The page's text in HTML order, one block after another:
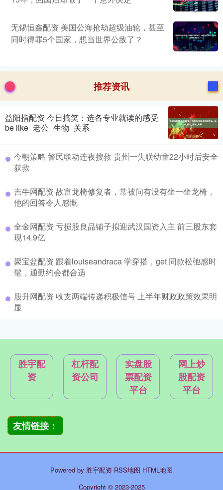
无锡恒鑫配资 美国公海抢劫超级油轮，甚至
同时得罪5个国家，想当世界公敌了？
推荐资讯
益阳指配资 今日搞笑：选各专业就读的感受
be like_老公_生物_关系
今朝策略 警民联动连夜搜救 贵州一失联幼童22小时后安全
获救
吉牛网配资 故宫龙椅修复者，常被问有没有坐一坐龙椅，
他的回答令人感慨
全金网配资 亏损股良品铺子拟迎武汉国资入主 前三股东套
现14.9亿
聚宝盆配资 跟着louiseandraca 学穿搭，get 同款松弛感时
髦，通勤约会都合适
股升网配资 收支两端传递积极信号 上半年财政政策效果明
显
胜宇配
资
杠杆配
资公司
实盘股
票配资
平台
网上炒
股配资
平台
友情链接：
Powered by 胜宇配资 RSS地图 HTML地图
Copyright © 2023-2025